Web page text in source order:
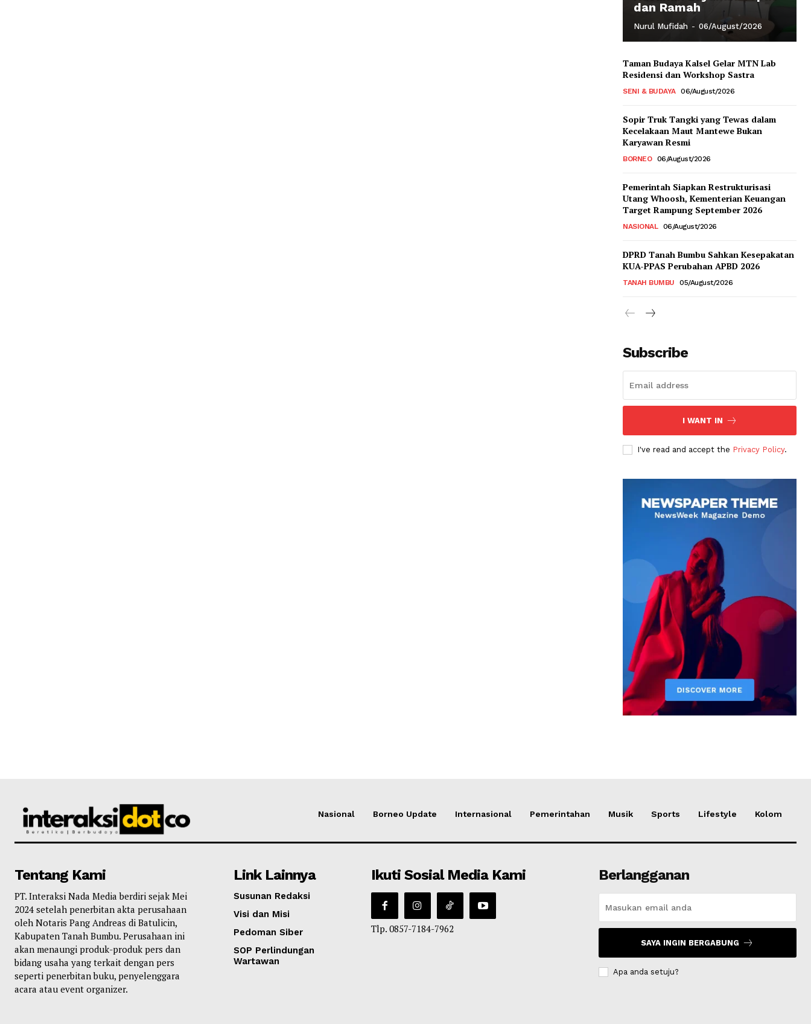
dan Ramah
Nurul Mufidah - 06/August/2026
Taman Budaya Kalsel Gelar MTN Lab
Residensi dan Workshop Sastra
SENI & BUDAYA 06/August/2026
Sopir Truk Tangki yang Tewas dalam
Kecelakaan Maut Mantewe Bukan
Karyawan Resmi
BORNEO 06/August/2026
Pemerintah Siapkan Restrukturisasi
Utang Whoosh, Kementerian Keuangan
Target Rampung September 2026
NASIONAL 06/August/2026
DPRD Tanah Bumbu Sahkan Kesepakatan
KUA-PPAS Perubahan APBD 2026
TANAH BUMBU 05/August/2026
Subscribe
I WANT IN
I've read and accept the Privacy Policy.
Nasional Borneo Update Internasional Pemerintahan Musik Sports Lifestyle Kolom
Tentang Kami
PT. Interaksi Nada Media berdiri sejak Mei
2024 setelah penerbitan akta perusahaan
oleh Notaris Pang Andreas di Batulicin,
Kabupaten Tanah Bumbu. Perusahaan ini
akan menaungi produk-produk pers dan
bidang usaha yang terkait dengan pers
seperti penerbitan buku, penyelenggara
acara atau event organizer.
Link Lainnya
Susunan Redaksi
Visi dan Misi
Pedoman Siber
SOP Perlindungan
Wartawan
Ikuti Sosial Media Kami
Tlp. 0857-7184-7962
Berlangganan
SAYA INGIN BERGABUNG
Apa anda setuju?